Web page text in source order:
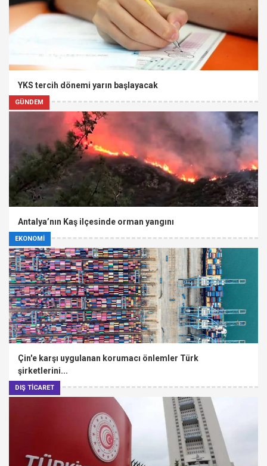
GÜNDEM
YKS tercih dönemi yarın başlayacak
EKONOMİ
Antalya’nın Kaş ilçesinde orman yangını
DIŞ TİCARET
Çin'e karşı uygulanan korumacı önlemler Türk
şirketlerini...